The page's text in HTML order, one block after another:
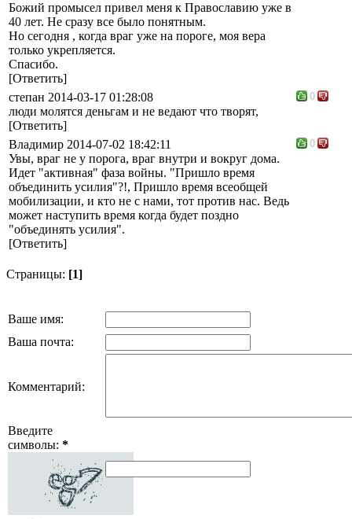
Божий промысел привел меня к Православию уже в
40 лет. Не сразу все было понятным.
Но сегодня , когда враг уже на пороге, моя вера
только укрепляется.
Спасибо.
[Ответить]
степан 2014-03-17 01:28:08
люди молятся деньгам и не ведают что творят,
[Ответить]
0
Владимир 2014-07-02 18:42:11
Увы, враг не у порога, враг внутри и вокруг дома.
Идет "активная" фаза войны. "Пришло время
объединить усилия"?!, Пришло время всеобщей
мобилизации, и кто не с нами, тот против нас. Ведь
может наступить время когда будет поздно
"объединять усилия".
[Ответить]
0
Страницы: [1]
Ваше имя:
Ваша почта:
Комментарий:
Введите
символы: *